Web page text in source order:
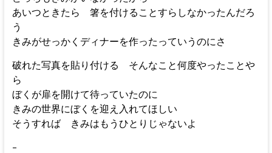
あいつときたら 箸を付けることすらしなかったんだろ
う
きみがせっかくディナーを作ったっていうのにさ
破れた写真を貼り付ける そんなこと何度やったことや
ら
ぼくが扉を開けて待っていたのに
きみの世界にぼくを迎え入れてほしい
そうすれば きみはもうひとりじゃないよ
–